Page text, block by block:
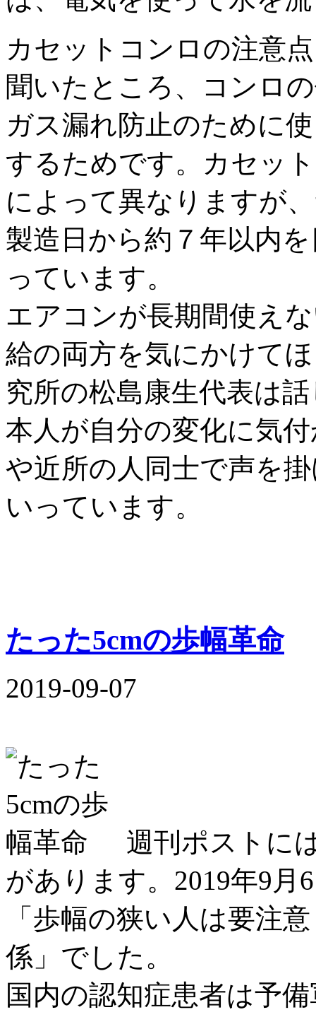
カセットコンロの注意
聞いたところ、コンロ
ガス漏れ防止のために
するためです。カセッ
によって異なりますが
製造日から約７年以内
っています。
エアコンが長期間使え
給の両方を気にかけて
究所の松島康生代表は
本人が自分の変化に気
や近所の人同士で声を
いっています。
たった5cmの歩幅革命
2019-09-07
週刊ポストに
があります。2019年9
「歩幅の狭い人は要注
係」でした。
国内の認知症患者は予